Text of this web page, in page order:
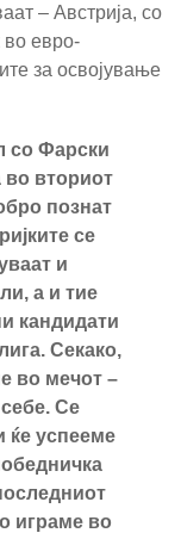
– Австрија, со
во евро-
за освојување
со Фарски
во вториот
познат
се
и
а и тие
кандидати
Секако,
во мечот –
Се
ќе успееме
играме во